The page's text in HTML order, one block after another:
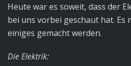
Heute war es soweit, dass der
bei uns vorbei geschaut hat. Es
einiges gemacht werden.
Die Elektrik: